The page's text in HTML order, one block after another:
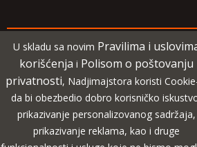
Copyright 2026
Informacije i grafički elementi su
NadjiMajstora
Projekat digitalne agencije
U skladu sa novim Pravilima i
korišćenja i Polisom o poštovanju
privatnosti, Nadjimajstora koristi
da bi obezbedio dobro korisničko
prikazivanje personalizovanog sadržaja,
prikazivanje reklama, kao i druge